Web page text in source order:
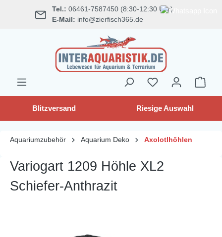
springen Tel.: 06461-7587450 (8:30-12:30 Uhr)
E-Mail: info@zierfisch365.de
Blitzversand Riesige Auswahl
Aquariumzubehör Aquarium Deko Axolotlhöhlen
Variogart 1209 Höhle XL2
Schiefer-Anthrazit